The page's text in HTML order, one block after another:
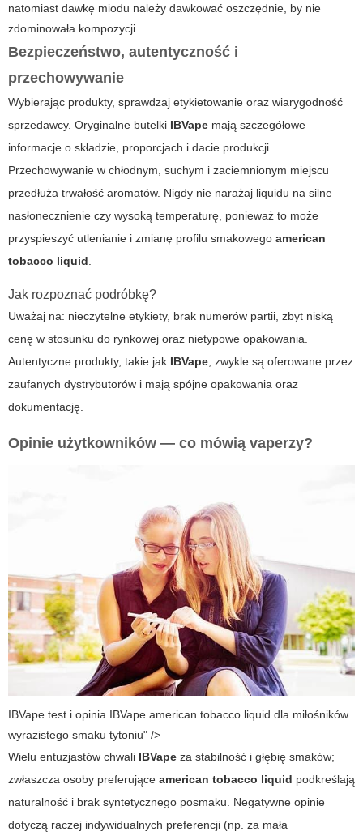
natomiast dawkę miodu należy dawkować oszczędnie, by nie
zdominowała kompozycji.
Bezpieczeństwo, autentyczność i
przechowywanie
Wybierając produkty, sprawdzaj etykietowanie oraz wiarygodność
sprzedawcy. Oryginalne butelki IBVape mają szczegółowe
informacje o składzie, proporcjach i dacie produkcji.
Przechowywanie w chłodnym, suchym i zaciemnionym miejscu
przedłuża trwałość aromatów. Nigdy nie narażaj liquidu na silne
nasłonecznienie czy wysoką temperaturę, ponieważ to może
przyspieszyć utlenianie i zmianę profilu smakowego american
tobacco liquid
Jak rozpoznać podróbkę?
Uważaj na: nieczytelne etykiety, brak numerów partii, zbyt niską
cenę w stosunku do rynkowej oraz nietypowe opakowania.
Autentyczne produkty, takie jak IBVape , zwykle są oferowane przez
zaufanych dystrybutorów i mają spójne opakowania oraz
dokumentację.
Opinie użytkowników — co mówią vaperzy?
IBVape test i opinia IBVape american tobacco liquid dla miłośników
wyrazistego smaku tytoniu" />
Wielu entuzjastów chwali IBVape za stabilność i głębię smaków;
zwłaszcza osoby preferujące american tobacco liquid podkreślają
naturalność i brak syntetycznego posmaku. Negatywne opinie
dotyczą raczej indywidualnych preferencji (np. za mała